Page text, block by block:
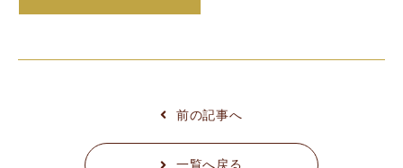
前の記事へ
一覧へ戻る